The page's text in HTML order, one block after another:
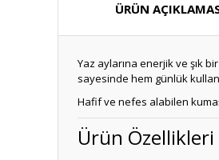
ÜRÜN
Yaz aylarına enerjik ve şık
sayesinde hem günlük
Hafif ve nefes alabilen
Ürün Özellikleri